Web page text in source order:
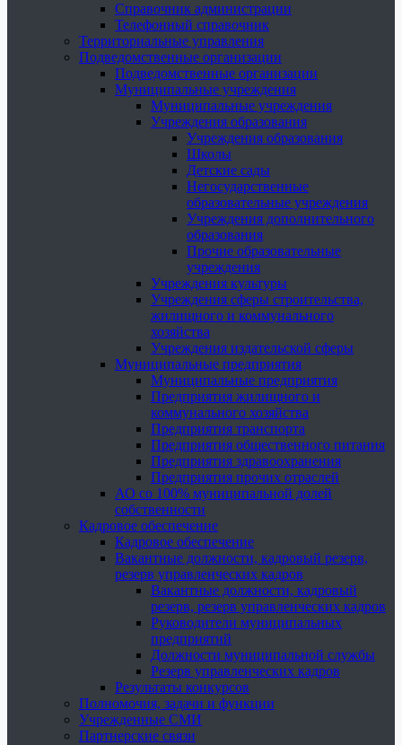
Справочник администрации
Телефонный справочник
Территориальные управления
Подведомственные организации
Подведомственные организации
Муниципальные учреждения
Муниципальные учреждения
Учреждения образования
Учреждения образования
Школы
Детские сады
Негосударственные
образовательные учреждения
Учреждения дополнительного
образования
Прочие образовательные
учреждения
Учреждения культуры
Учреждения сферы строительства,
жилищного и коммунального
хозяйства
Учреждения издательской сферы
Муниципальные предприятия
Муниципальные предприятия
Предприятия жилищного и
коммунального хозяйства
Предприятия транспорта
Предприятия общественного питания
Предприятия здравоохранения
Предприятия прочих отраслей
АО со 100% муниципальной долей
собственности
Кадровое обеспечение
Кадровое обеспечение
Вакантные должности, кадровый резерв,
резерв управленческих кадров
Вакантные должности, кадровый
резерв, резерв управленческих кадров
Руководители муниципальных
предприятий
Должности муниципальной службы
Резерв управленческих кадров
Результаты конкурсов
Полномочия, задачи и функции
Учрежденные СМИ
Партнерские связи